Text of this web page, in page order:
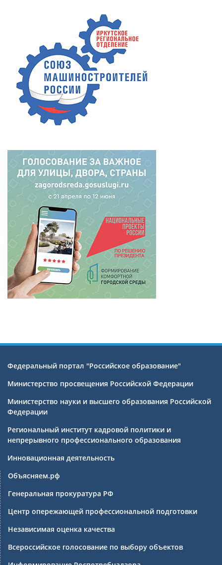
Федеральный портал "Российское образование"
Министерство просвещения Российской Федерации
Министерство науки и высшего образования Российской
Федерации
Региональный институт кадровой политики и
непрерывного профессионального образования
Инновационная деятельность
Объясняем.рф
Генеральная прокуратура РФ
Центр опережающей профессиональной подготовки
Независимая оценка качества
Всероссийское голосование по выбору объектов